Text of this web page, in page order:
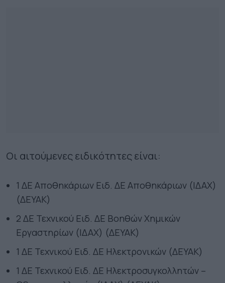
Οι αιτούμενες ειδικότητες είναι:
1 ΔΕ Αποθηκάριων Ειδ. ΔΕ Αποθηκάριων (ΙΔΑΧ)
(ΔΕΥΑΚ)
2 ΔΕ Τεχνικού Ειδ. ΔΕ Βοηθών Χημικών
Εργαστηρίων (ΙΔΑΧ) (ΔΕΥΑΚ)
1 ΔΕ Τεχνικού Ειδ. ΔΕ Ηλεκτρονικών (ΔΕΥΑΚ)
1 ΔΕ Τεχνικού Ειδ. ΔΕ Ηλεκτροσυγκολλητών –